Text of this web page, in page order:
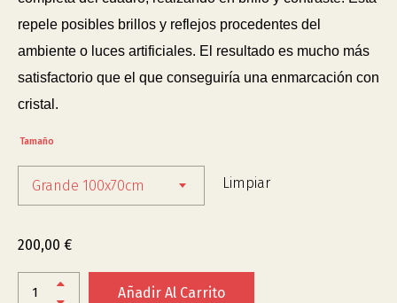
repele posibles brillos y reflejos procedentes del
ambiente o luces artificiales. El resultado es mucho más
satisfactorio que el que conseguiría una enmarcación con
cristal.
Tamaño
Grande 100x70cm Limpiar
200,00 €
Añadir Al Carrito